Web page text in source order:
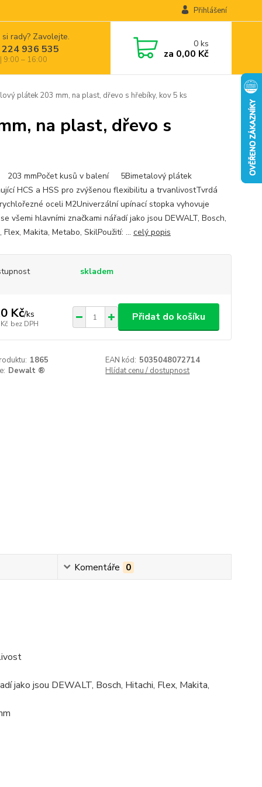
Přihlášení
rady? Zavolejte.
936 535
9:00 – 16:00
0ks
za 0,00 Kč
plátek 203 mm, na plast, dřevo s hřebíky, kov 5 ks
na plast, dřevo s
mmPočet kusů v balení 5Bimetalový plátek
HCS a HSS pro zvýšenou flexibilitu a trvanlivostTvrdá
oceli M2Univerzální upínací stopka vyhovuje
všemi hlavními značkami nářadí jako jsou DEWALT, Bosch,
Flex, Makita, Metabo, SkilPoužití: ... celý popis
skladem
Kč/ks
bez DPH
Přidat do košíku
1865 EAN kód: 5035048072714
Dewalt ® Hlídat cenu / dostupnost
Komentáře 0
jako jsou DEWALT, Bosch, Hitachi, Flex, Makita,